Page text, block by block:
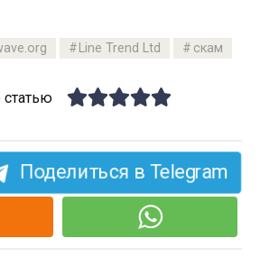
Line Trend Ltd скам
статью
Поделиться в Telegram